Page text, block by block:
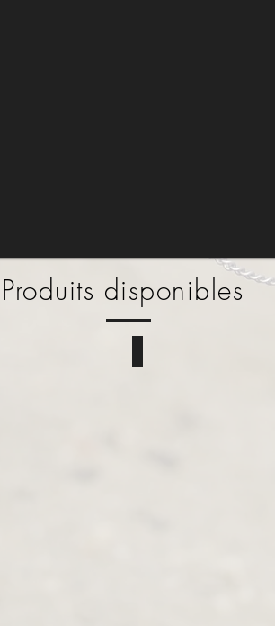
Produits disponibles